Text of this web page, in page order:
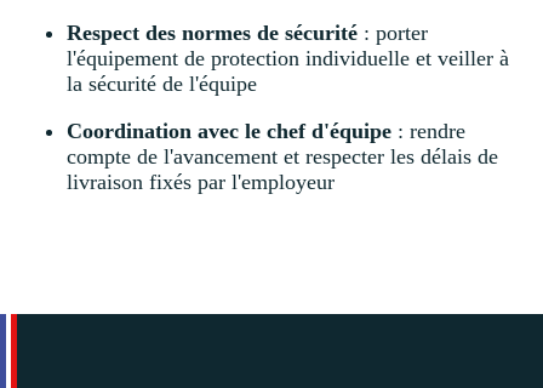
Respect des normes de sécurité : porter
l'équipement de protection individuelle et veiller à
la sécurité de l'équipe
Coordination avec le chef d'équipe : rendre
compte de l'avancement et respecter les délais de
livraison fixés par l'employeur